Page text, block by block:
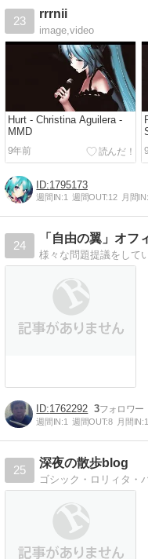
23
rrrnii
image,video
Hurt - Christina Aguilera -
MMD
9年前
1795173
週間IN:1 週間OUT:12 月間IN:
24
「自由の翼」オフ
1762292 3
週間IN:1 週間OUT:8 月間IN:1
25
深夜の散歩blog